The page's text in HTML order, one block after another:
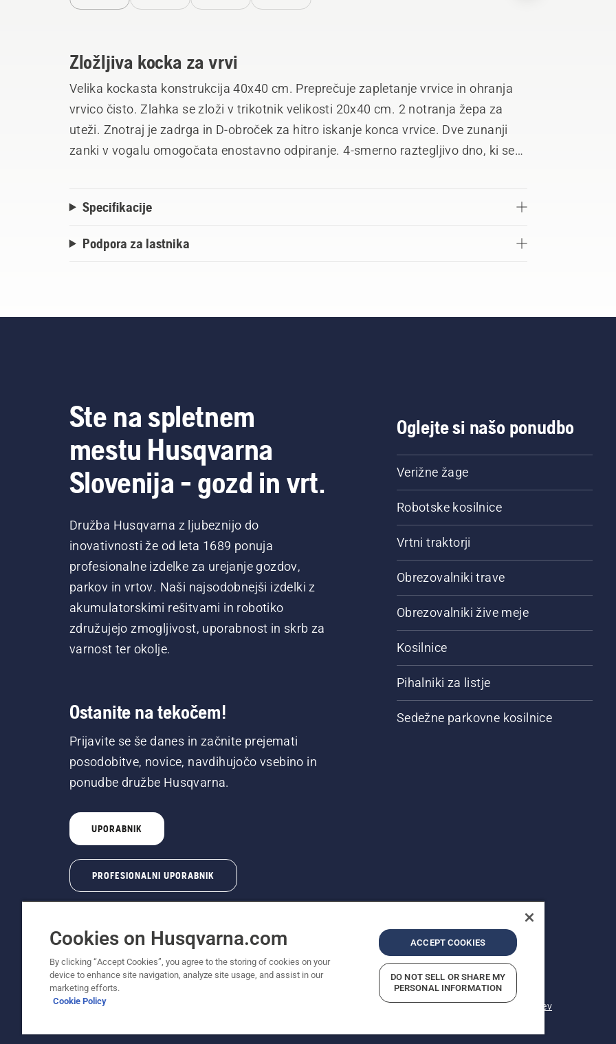
Zložljiva kocka za vrvi
Velika kockasta konstrukcija 40x40 cm. Preprečuje zapletanje vrvice in ohranja
vrvico čisto. Zlahka se zloži v trikotnik velikosti 20x40 cm. 2 notranja žepa za
uteži. Znotraj je zadrga in D-obroček za hitro iskanje konca vrvice. Dve zunanji
zanki v vogalu omogočata enostavno odpiranje. 4-smerno raztegljivo dno, ki se
Specifikacije
Podpora za lastnika
Ste na spletnem
mestu Husqvarna
Slovenija - gozd in vrt.
Družba Husqvarna z ljubeznijo do
inovativnosti že od leta 1689 ponuja
profesionalne izdelke za urejanje gozdov,
parkov in vrtov. Naši najsodobnejši izdelki z
akumulatorskimi rešitvami in robotiko
združujejo zmogljivost, uporabnost in skrb za
varnost ter okolje.
Ostanite na tekočem!
Prijavite se še danes in začnite prejemati
posodobitve, novice, navdihujočo vsebino in
ponudbe družbe Husqvarna.
UPORABNIK
PROFESIONALNI UPORABNIK
Oglejte si našo ponudbo
Verižne žage
Robotske kosilnice
Vrtni traktorji
Obrezovalniki trave
Obrezovalniki žive meje
Kosilnice
Pihalniki za listje
Sedežne parkovne kosilnice
© Husqvarna AB (obj). Vse pravice pridržane. Prikazane so priporočene maloprodajne cene.
Pravilnik o uporabi piškotkov Vizitka podjetja Prijavite sume kršitev
Cookies on Husqvarna.com
By clicking “Accept Cookies”, you agree to the storing of cookies on your
device to enhance site navigation, analyze site usage, and assist in our
marketing efforts.
Cookie Policy
ACCEPT COOKIES
DO NOT SELL OR SHARE MY
PERSONAL INFORMATION